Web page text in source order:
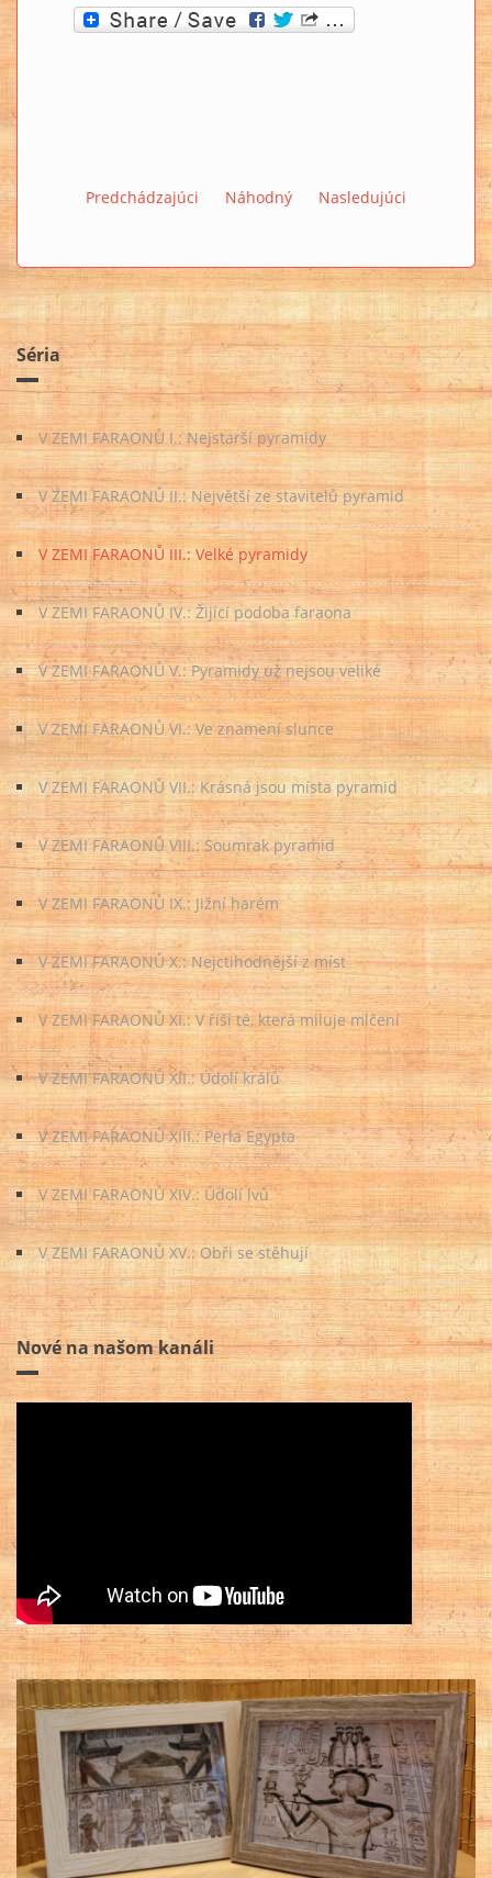
Predchádzajúci Náhodný Nasledujúci
Séria
V ZEMI FARAONŮ I.: Nejstarší pyramidy
V ZEMI FARAONŮ II.: Největší ze stavitelů pyramid
V ZEMI FARAONŮ III.: Velké pyramidy
V ZEMI FARAONŮ IV.: Žijící podoba faraona
V ZEMI FARAONŮ V.: Pyramidy už nejsou veliké
V ZEMI FARAONŮ VI.: Ve znamení slunce
V ZEMI FARAONŮ VII.: Krásná jsou místa pyramid
V ZEMI FARAONŮ VIII.: Soumrak pyramid
V ZEMI FARAONŮ IX.: Jižní harém
V ZEMI FARAONŮ X.: Nejctihodnější z míst
V ZEMI FARAONŮ XI.: V říši té, která miluje mlčení
V ZEMI FARAONŮ XII.: Údolí králů
V ZEMI FARAONŮ XIII.: Perla Egypta
V ZEMI FARAONŮ XIV.: Údolí lvů
V ZEMI FARAONŮ XV.: Obři se stěhují
Nové na našom kanáli